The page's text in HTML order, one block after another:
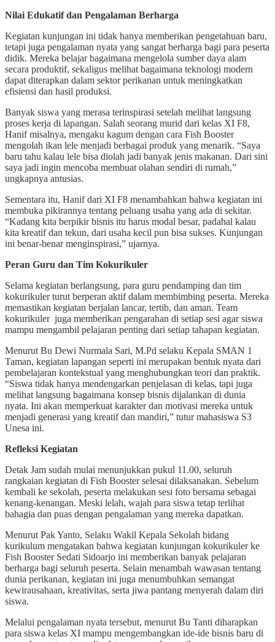
Nilai Edukatif dan Pengalaman Berharga
Kegiatan kunjungan ini tidak hanya memberikan pengetahuan baru,
tetapi juga pengalaman nyata yang sangat berharga bagi para peserta
didik. Mereka belajar bagaimana mengelola sumber daya alam
secara produktif, sekaligus melihat bagaimana teknologi modern
dapat diterapkan dalam sektor perikanan untuk meningkatkan
efisiensi dan hasil produksi.
Banyak siswa yang merasa terinspirasi setelah melihat langsung
proses kerja di lapangan. Salah seorang murid dari kelas XI F8,
Hanif misalnya, mengaku kagum dengan cara Fish Booster
mengolah ikan lele menjadi berbagai produk yang menarik. “Saya
baru tahu kalau lele bisa diolah jadi banyak jenis makanan. Dari sini
saya jadi ingin mencoba membuat olahan sendiri di rumah,”
ungkapnya antusias.
Sementara itu, Hanif dari XI F8 menambahkan bahwa kegiatan ini
membuka pikirannya tentang peluang usaha yang ada di sekitar.
“Kadang kita berpikir bisnis itu harus modal besar, padahal kalau
kita kreatif dan tekun, dari usaha kecil pun bisa sukses. Kunjungan
ini benar-benar menginspirasi,” ujarnya.
Peran Guru dan Tim Kokurikuler
Selama kegiatan berlangsung, para guru pendamping dan tim
kokurikuler turut berperan aktif dalam membimbing peserta. Mereka
memastikan kegiatan berjalan lancar, tertib, dan aman. Team
kokurikuler juga memberikan pengarahan di setiap sesi agar siswa
mampu mengambil pelajaran penting dari setiap tahapan kegiatan.
Menurut Bu Dewi Nurmala Sari, M.Pd selaku Kepala SMAN 1
Taman, kegiatan lapangan seperti ini merupakan bentuk nyata dari
pembelajaran kontekstual yang menghubungkan teori dan praktik.
“Siswa tidak hanya mendengarkan penjelasan di kelas, tapi juga
melihat langsung bagaimana konsep bisnis dijalankan di dunia
nyata. Ini akan memperkuat karakter dan motivasi mereka untuk
menjadi generasi yang kreatif dan mandiri,” tutur mahasiswa S3
Unesa ini.
Refleksi Kegiatan
Detak Jam sudah mulai menunjukkan pukul 11.00, seluruh
rangkaian kegiatan di Fish Booster selesai dilaksanakan. Sebelum
kembali ke sekolah, peserta melakukan sesi foto bersama sebagai
kenang-kenangan. Meski lelah, wajah para siswa tetap terlihat
bahagia dan puas dengan pengalaman yang mereka dapatkan.
Menurut Pak Yanto, Selaku Wakil Kepala Sekolah bidang
kurikulum mengatakan bahwa kegiatan kunjungan kokurikuler ke
Fish Booster Sedati Sidoarjo ini memberikan banyak pelajaran
berharga bagi seluruh peserta. Selain menambah wawasan tentang
dunia perikanan, kegiatan ini juga menumbuhkan semangat
kewirausahaan, kreativitas, serta jiwa pantang menyerah dalam diri
siswa.
Melalui pengalaman nyata tersebut, menurut Bu Tanti diharapkan
para siswa kelas XI mampu mengembangkan ide-ide bisnis baru di